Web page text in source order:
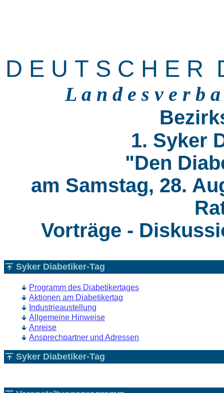
D E U T S C H E R
L a n d e s v e r b
1. Syker
"Den
am Samstag, 28.
Vorträge -
Syker Diabetiker-Tag
Programm des Diabetikertages
Aktionen am Diabetikertag
Industrieaustellung
Allgemeine Hinweise
Anreise
Ansprechpartner und Adressen
Syker Diabetiker-Tag